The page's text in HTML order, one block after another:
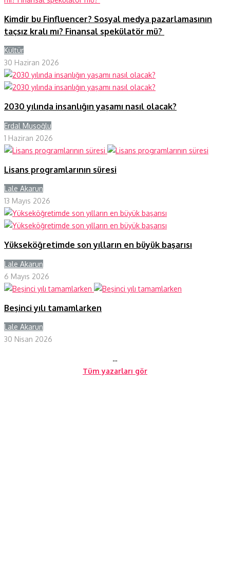
Kimdir bu Finfluencer? Sosyal medya pazarlamasının
taçsız kralı mı? Finansal spekülatör mü?
Kültür
30 Haziran 2026
2030 yılında insanlığın yaşamı nasıl olacak?
Erdal Musoğlu
1 Haziran 2026
Lisans programlarının süresi
Lale Akarun
13 Mayıs 2026
Yükseköğretimde son yılların en büyük başarısı
Lale Akarun
6 Mayıs 2026
Beşinci yılı tamamlarken
Lale Akarun
30 Nisan 2026
…
Tüm yazarları gör